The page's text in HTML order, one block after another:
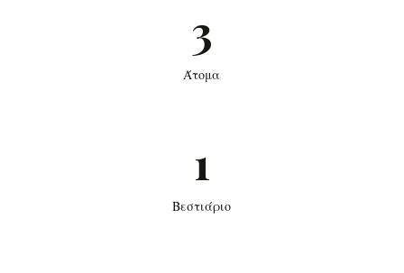
3
Άτομα
1
Βεστιάριο